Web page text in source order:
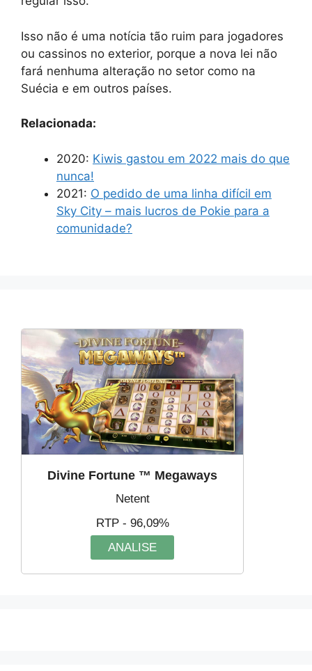
Isso não é uma notícia tão ruim para jogadores
ou cassinos no exterior, porque a nova lei não
fará nenhuma alteração no setor como na
Suécia e em outros países.
Relacionada:
2020: Kiwis gastou em 2022 mais do que
nunca!
2021: O pedido de uma linha difícil em
Sky City – mais lucros de Pokie para a
comunidade?
Divine Fortune ™ Megaways
Netent
RTP - 96,09%
ANALISE